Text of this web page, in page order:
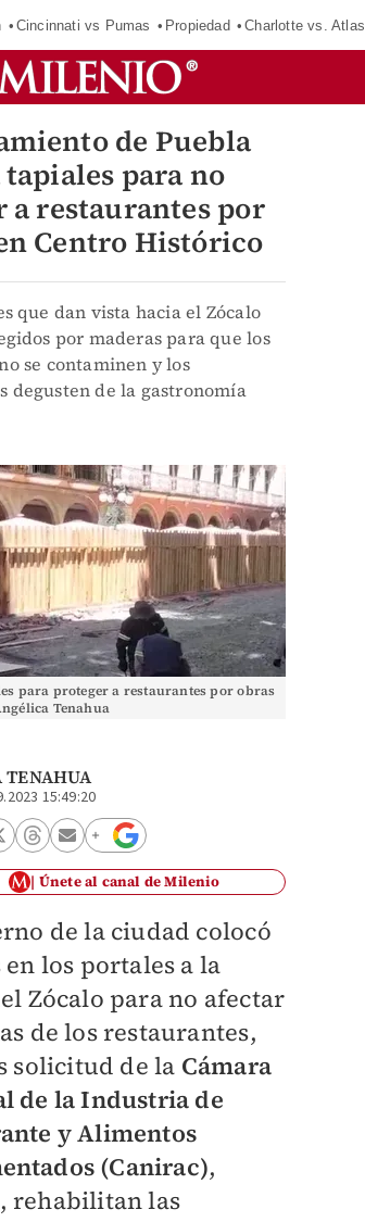
Cincinnati vs Pumas Propiedad Charlotte vs. Atlas
de Puebla
para no
a restaurantes por
Centro Histórico
que dan vista hacia el Zócalo
por maderas para que los
se contaminen y los
degusten de la gastronomía
para proteger a restaurantes por obras
Tenahua
TENAHUA
15:49:20
Únete al canal de Milenio
de la ciudad colocó
los portales a la
Zócalo para no afectar
de los restaurantes,
solicitud de la Cámara
de la Industria de
y Alimentos
(Canirac),
rehabilitan las